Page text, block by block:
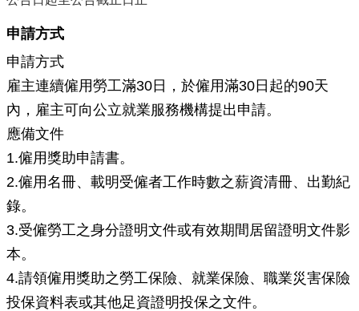
局
長
信
箱
雙
語
詞
彙
Facebook
Instagram
Line
隱
私
申請方式
申請方式
雇主連續僱用勞工滿30日，於僱用滿30日起的90天
內，雇主可向公立就業服務機構提出申請。
應備文件
1.僱用獎助申請書。
2.僱用名冊、載明受僱者工作時數之薪資清冊、出勤紀
錄。
3.受僱勞工之身分證明文件或有效期間居留證明文件影
本。
4.請領僱用獎助之勞工保險、就業保險、職業災害保險
投保資料表或其他足資證明投保之文件。